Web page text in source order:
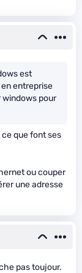
est
entreprise
windows pour
que font ses
ou couper
une adresse
pas toujour.